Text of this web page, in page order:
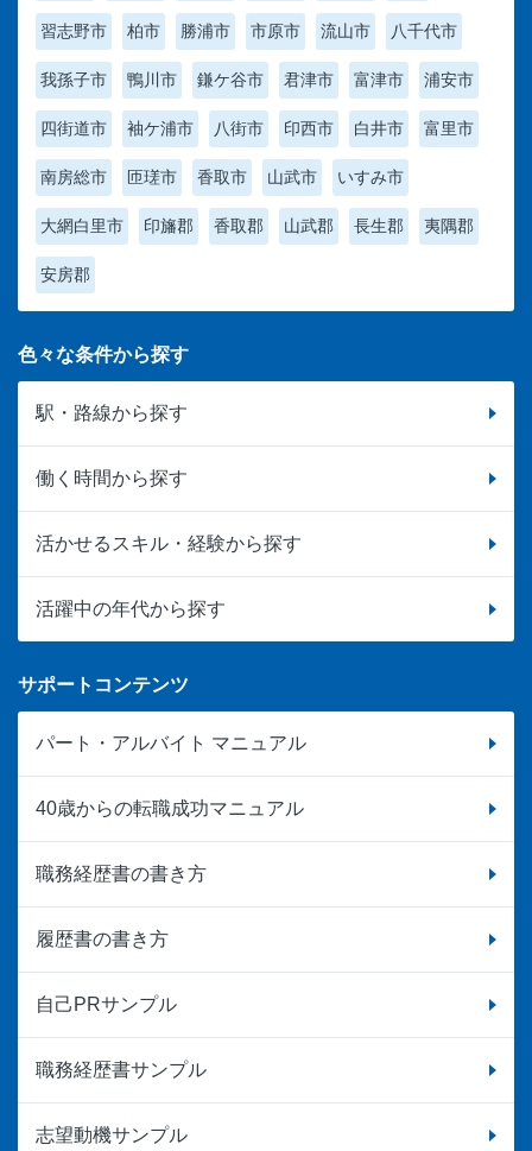
習志野市 柏市 勝浦市 市原市 流山市 八千代市
我孫子市 鴨川市 鎌ケ谷市 君津市 富津市 浦安市
四街道市 袖ケ浦市 八街市 印西市 白井市 富里市
南房総市 匝瑳市 香取市 山武市 いすみ市
大網白里市 印旛郡 香取郡 山武郡 長生郡 夷隅郡
安房郡
色々な条件から探す
駅・路線から探す
働く時間から探す
活かせるスキル・経験から探す
活躍中の年代から探す
サポートコンテンツ
パート・アルバイト マニュアル
40歳からの転職成功マニュアル
職務経歴書の書き方
履歴書の書き方
自己PRサンプル
職務経歴書サンプル
志望動機サンプル